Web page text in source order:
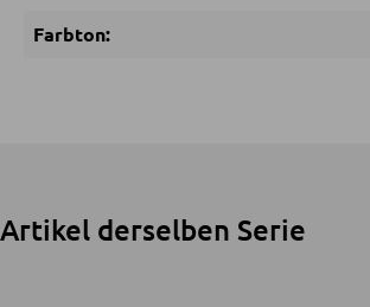
Farbton:
Artikel derselben Serie